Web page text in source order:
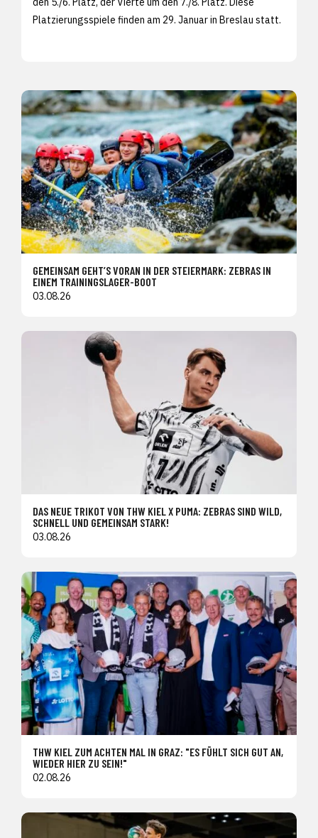
Platzierungsspiele finden am 29. Januar in Breslau statt.
GEMEINSAM GEHT’S VORAN IN DER STEIERMARK: ZEBRAS IN
EINEM TRAININGSLAGER-BOOT
03.08.26
DAS NEUE TRIKOT VON THW KIEL X PUMA: ZEBRAS SIND WILD,
SCHNELL UND GEMEINSAM STARK!
03.08.26
THW KIEL ZUM ACHTEN MAL IN GRAZ: "ES FÜHLT SICH GUT AN,
WIEDER HIER ZU SEIN!"
02.08.26